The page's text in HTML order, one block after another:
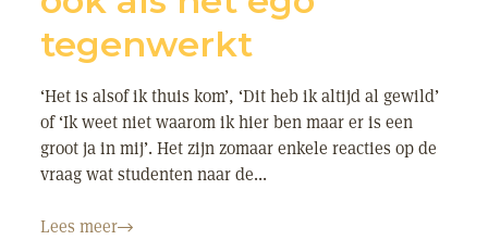
tegenwerkt
‘Het is alsof ik thuis kom’, ‘Dit heb ik altijd al gewild’
of ‘Ik weet niet waarom ik hier ben maar er is een
groot ja in mij’. Het zijn zomaar enkele reacties op de
vraag wat studenten naar de...
Lees meer